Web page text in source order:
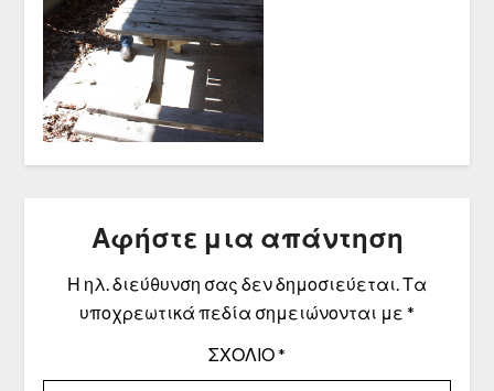
Αφήστε μια απάντηση
Η ηλ. διεύθυνση σας δεν δημοσιεύεται.Τα
υποχρεωτικά πεδία σημειώνονται με *
ΣΧΌΛΙΟ*